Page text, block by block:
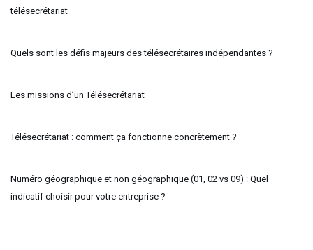
télésecrétariat
Quels sont les défis majeurs des télésecrétaires indépendantes ?
Les missions d’un Télésecrétariat
Télésecrétariat : comment ça fonctionne concrètement ?
Numéro géographique et non géographique (01, 02 vs 09) : Quel
indicatif choisir pour votre entreprise ?